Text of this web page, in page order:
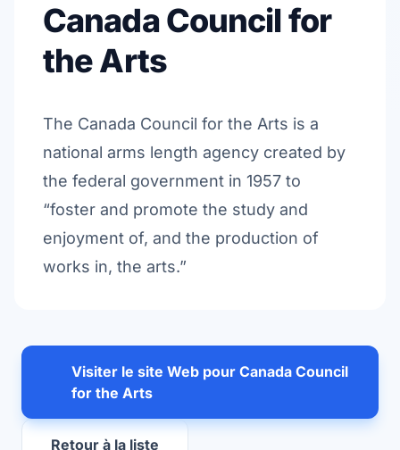
Canada Council for
the Arts
The Canada Council for the Arts is a
national arms length agency created by
the federal government in 1957 to
“foster and promote the study and
enjoyment of, and the production of
works in, the arts.”
Visiter le site Web pour Canada Council
for the Arts
Retour à la liste